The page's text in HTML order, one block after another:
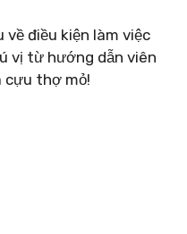
điều kiện làm việc
vị từ hướng dẫn viên
cựu thợ mỏ!